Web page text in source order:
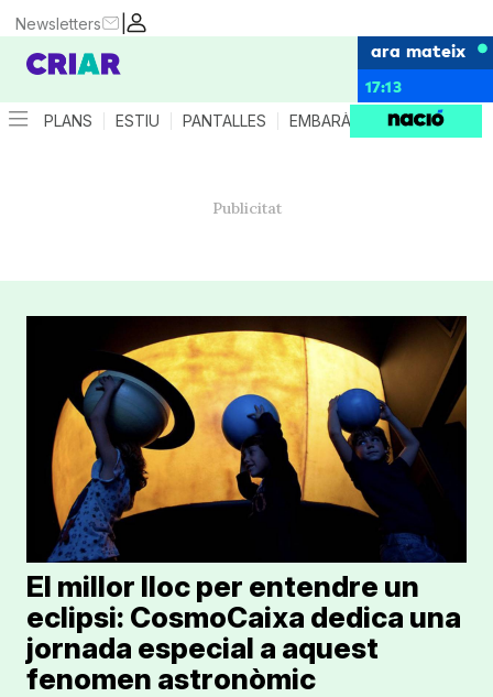
|
Newsletters
ara mateix
17:13
PLANS ESTIU PANTALLES EMBARÀS CRIANÇA
El millor lloc per entendre un
eclipsi: CosmoCaixa dedica una
jornada especial a aquest
fenomen astronòmic